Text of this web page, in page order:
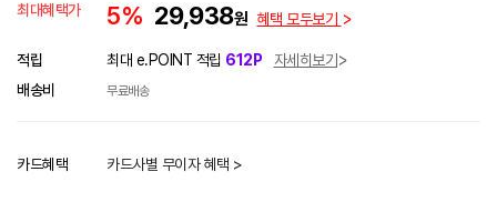
최대혜택가
5% 29,938원 혜택 모두보기
적립 최대 e.POINT 적립 612P
자세히보기
배송비
무료배송
카드혜택 카드사별 무이자 혜택 >